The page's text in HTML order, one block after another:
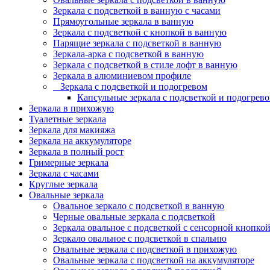
Зеркала с подсветкой в ванную с часами
Прямоугольные зеркала в ванную
Зеркала с подсветкой с кнопкой в ванную
Парящие зеркала с подсветкой в ванную
Зеркала-арка с подсветкой в ванную
Зеркала с подсветкой в стиле лофт в ванную
Зеркала в алюминиевом профиле
Зеркала с подсветкой и подогревом
Капсульные зеркала с подсветкой и
Зеркала в прихожую
Туалетные зеркала
Зеркала для макияжа
Зеркала на аккумуляторе
Зеркала в полный рост
Гримерные зеркала
Зеркала с часами
Круглые зеркала
Овальные зеркала
Овальное зеркало с подсветкой в ванную
Черные овальные зеркала с подсветкой
Зеркала овальное с подсветкой с сенсорной кнопкой
Зеркало овальное с подсветкой в спальню
Овальные зеркала с подсветкой в прихожую
Овальные зеркала с подсветкой на аккумуляторе